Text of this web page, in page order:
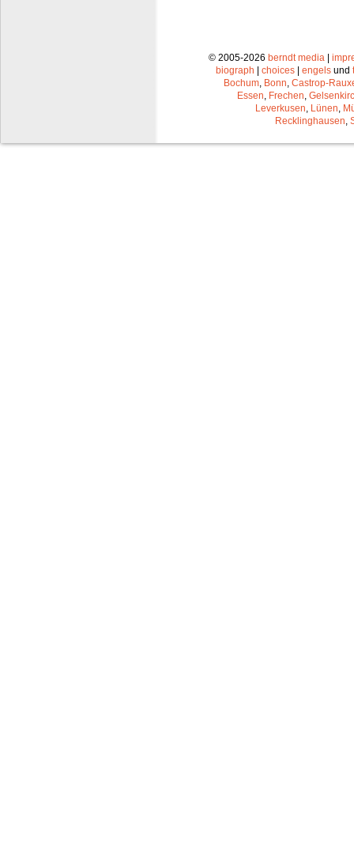
© 2005-2026 berndt media|
biograph | choices | engels und
Bochum, Bonn, Castrop-
Essen, Frechen,
Leverkusen, Lünen,
Recklinghausen,